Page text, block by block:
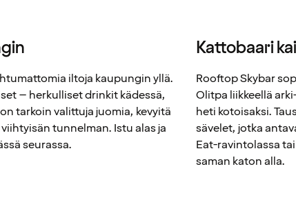
iltoja kaupungin yllä.
– herkulliset drinkit kädessä,
tarkoin valittuja juomia, kevyitä
tunnelman. Istu alas ja
seurassa.
Kattobaari
Rooftop Skybar
Olitpa liikkeellä
heti kotoisaksi.
sävelet, jotka
Eat-ravintolassa
saman katon alla.